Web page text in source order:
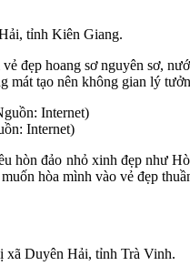
tỉnh Kiên Giang.
đẹp hoang sơ nguyên sơ,
mát tạo nên không gian lý
Internet)
hòn đảo nhỏ xinh đẹp như
hòa mình vào vẻ đẹp
xã Duyên Hải, tỉnh Trà Vinh.